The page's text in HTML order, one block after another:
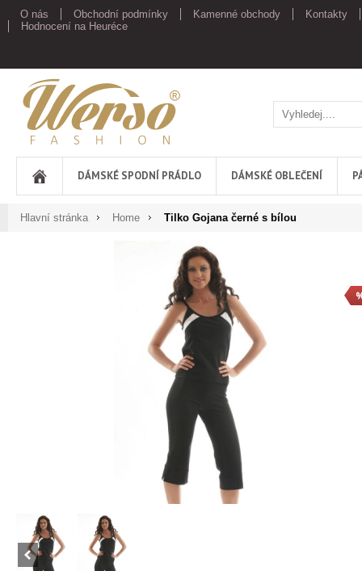
O nás Obchodní podmínky Kamenné obchody
Kontakty
Hodnocení na Heuréce
Werso
DÁMSKÉ SPODNÍ PRÁDLO DÁMSKÉ OBLEČENÍ
Hlavní stránka Home Tilko Gojana černé s bílou